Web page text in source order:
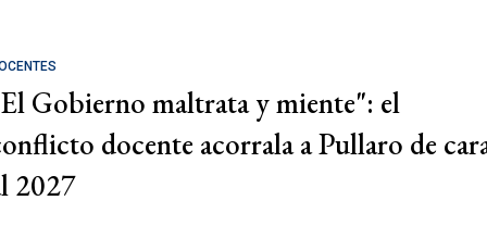
Gobierno maltrata y miente": el
docente acorrala a Pullaro de
2027